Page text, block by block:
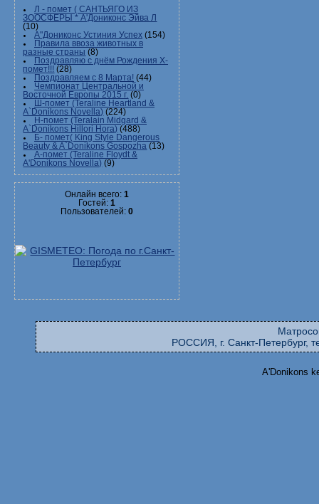
Л - помет ( САНТЬЯГО ИЗ
ЗООСФЕРЫ * А'Дониконс Эйва Л
(10)
А"Дониконс Устиния Успех (154)
Правила ввоза животных в
разные страны (8)
Поздравляю с днём Рождения Х-
помет!!! (28)
Поздравляем с 8 Марта! (44)
Чемпионат Центральной и
Восточной Европы 2015 г. (0)
Ш-помет (Teraline Heartland &
A`Donikons Novella) (224)
Н-помет (Teralain Midgard &
A`Donikons Hillori Hora) (488)
Б- помет( King Style Dangerous
Beauty & A`Donikons Gospozha (13)
А-помет (Teraline Floydt &
A'Donikons Novella) (9)
Онлайн всего: 1
Гостей: 1
Пользователей: 0
РОССИЯ, г. Санкт-Петербург,
A'Donikons